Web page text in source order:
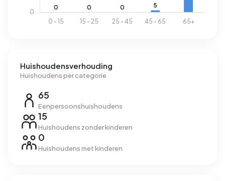
Huishoudensverhouding
Huishoudens per categorie
65
Eenpersoonshuishoudens
15
Huishoudens zonder kinderen
0
Huishoudens met kinderen